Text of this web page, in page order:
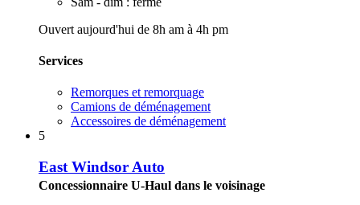
Ouvert aujourd'hui de 8h am à 4h pm
Services
Remorques et remorquage
Camions de déménagement
Accessoires de déménagement
5
East Windsor Auto
Concessionnaire U-Haul dans le voisinage